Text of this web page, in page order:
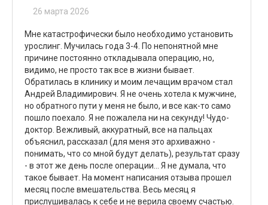
26 марта 2026
Мне катастрофически было необходимо установить
урослинг. Мучилась года 3-4. По непонятной мне
причине постоянно откладывала операцию, но,
видимо, не просто так все в жизни бывает.
Обратилась в клинику и моим лечащим врачом стал
Андрей Владимирович. Я не очень хотела к мужчине,
но обратного пути у меня не было, и все как-то само
пошло поехало. Я не пожалела ни на секунду! Чудо-
доктор. Вежливый, аккуратный, все на пальцах
объяснил, рассказал (для меня это архиважно -
понимать, что со мной будут делать), результат сразу
- в этот же день после операции... Я не думала, что
такое бывает. На момент написания отзыва прошел
месяц после вмешательства. Весь месяц я
прислушивалась к себе и не верила своему счастью.